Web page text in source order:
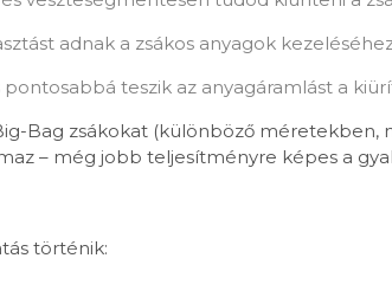
adnak a zsákos anyagok
teszik az anyagáramlást a
Bag zsákokat (különböző méretekben,
– még jobb teljesítményre képes a
történik: